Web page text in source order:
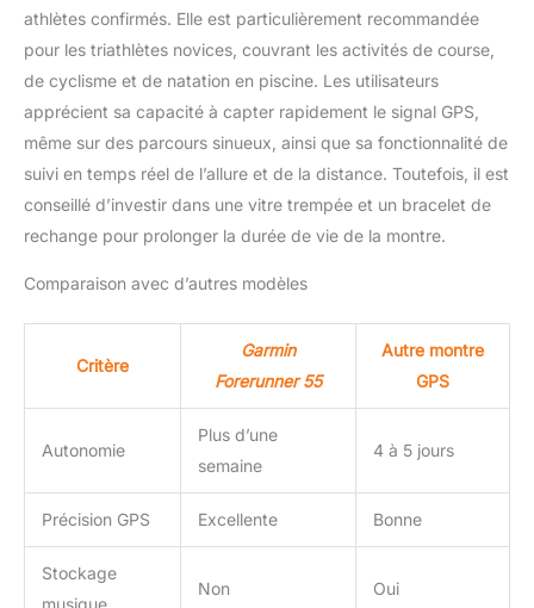
athlètes confirmés. Elle est particulièrement recommandée
pour les triathlètes novices, couvrant les activités de course,
de cyclisme et de natation en piscine. Les utilisateurs
apprécient sa capacité à capter rapidement le signal GPS,
même sur des parcours sinueux, ainsi que sa fonctionnalité de
suivi en temps réel de l’allure et de la distance. Toutefois, il est
conseillé d’investir dans une vitre trempée et un bracelet de
rechange pour prolonger la durée de vie de la montre.
Comparaison avec d’autres modèles
Critère
Garmin
Forerunner 55
Autre montre
GPS
Autonomie
Plus d’une
semaine
4 à 5 jours
Précision GPS Excellente Bonne
Stockage
musique
Non Oui